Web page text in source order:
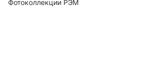
Фотоколлекции РЭМ